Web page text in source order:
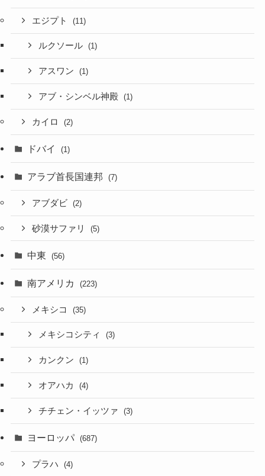
エジプト (11)
ルクソール (1)
アスワン (1)
アブ・シンベル神殿 (1)
カイロ (2)
ドバイ (1)
アラブ首長国連邦 (7)
アブダビ (2)
砂漠サファリ (5)
中東 (56)
南アメリカ (223)
メキシコ (35)
メキシコシティ (3)
カンクン (1)
オアハカ (4)
チチェン・イッツァ (3)
ヨーロッパ (687)
プラハ (4)